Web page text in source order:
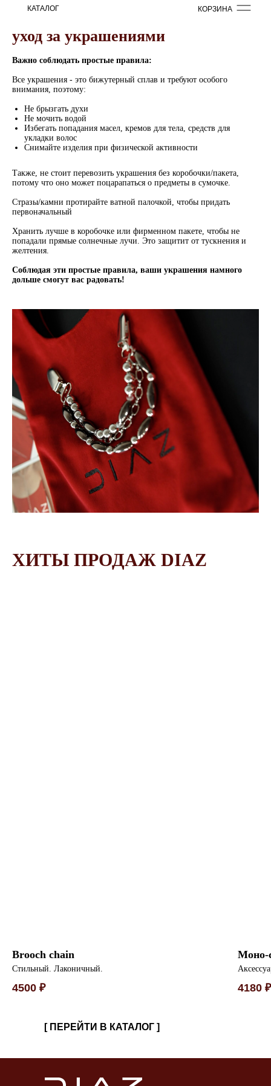
КАТАЛОГ КОРЗИНА
уход за украшениями
Важно соблюдать простые правила:
Все украшения - это бижутерный сплав и требуют особого
внимания, поэтому:
Не брызгать духи
Не мочить водой
Избегать попадания масел, кремов для тела, средств для
укладки волос
Снимайте изделия при физической активности
Также, не стоит перевозить украшения без коробочки/пакета,
потому что оно может поцарапаться о предметы в сумочке.
Стразы/камни протирайте ватной палочкой, чтобы придать
первоначальный
Хранить лучше в коробочке или фирменном пакете, чтобы не
попадали прямые солнечные лучи. Это защитит от тускнения и
желтения.
Соблюдая эти простые правила, ваши украшения намного
дольше смогут вас радовать!
ХИТЫ ПРОДАЖ DIAZ
Brooch chain
Стильный. Лаконичный.
4500 ₽
Моно-
4180 ₽
[ ПЕРЕЙТИ В КАТАЛОГ ]